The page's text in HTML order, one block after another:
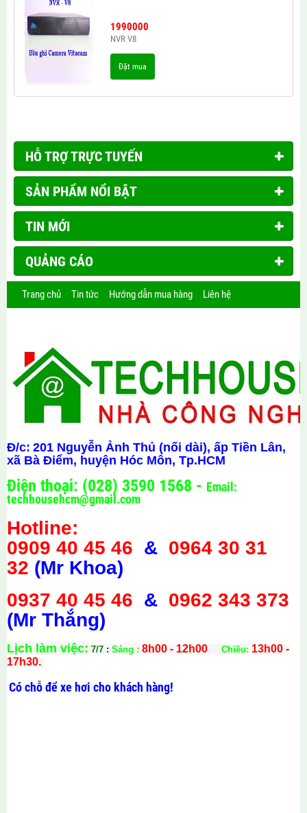
1990000
NVR V8
Đặt mua
HỖ TRỢ TRỰC TUYẾN
SẢN PHẨM NỔI BẬT
TIN MỚI
QUẢNG CÁO
Trang chủ Tin tức Hướng dẫn mua hàng Liên hệ
Đ/c: 201 Nguyễn Ảnh Thủ (nối dài), ấp Tiền Lân,
xã Bà Điểm, huyện Hóc Môn, Tp.HCM
Điện thoại: (028) 3590 1568 - Email:
techhousehcm@gmail.com
Hotline:
0909 40 45 46 & 0964 30 31
32 (Mr Khoa)
0937 40 45 46 &0962 343 373
(Mr Thắng)
Lịch làm việc: 7/7: Sáng : 8h00 - 12h00 Chiều: 13h00 -
17h30.
Có chỗ để xe hơi cho khách hàng!